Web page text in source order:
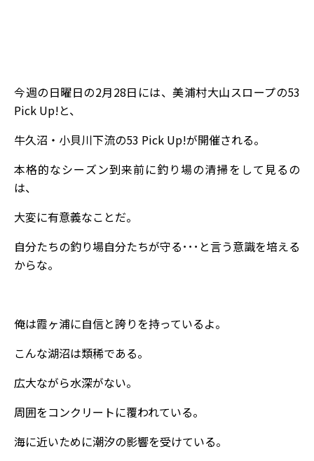
今週の日曜日の2月28日には、美浦村大山スロープの53
Pick Up!と、
牛久沼・小貝川下流の53 Pick Up!が開催される。
本格的なシーズン到来前に釣り場の清掃をして見るの
は、
大変に有意義なことだ。
自分たちの釣り場自分たちが守る･･･と言う意識を培える
からな。
俺は霞ヶ浦に自信と誇りを持っているよ。
こんな湖沼は類稀である。
広大ながら水深がない。
周囲をコンクリートに覆われている。
海に近いために潮汐の影響を受けている。